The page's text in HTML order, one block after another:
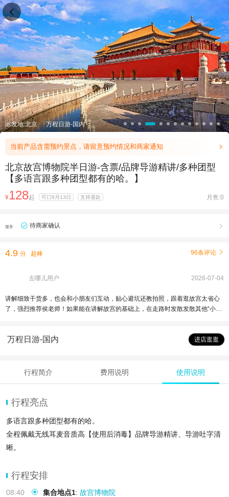
出发地:北京 万程日游-国内
当前产品含需预约景点，请留意预约情况和商家通知 
北京故宫博物院半日游-含票/品牌导游精讲/多种团型
【多语言跟多种团型都有的哈。】
¥128起 可订8月13日 支持退款 月售:0
服务 待商家确认 
4.9 分 超棒 96条评论 
去哪儿用户 2026-07-04
讲解细致干货多，也会和小朋友们互动，贴心避坑还教拍照，跟着逛故宫太省心
了，强烈推荐侯老师！如果能在讲解故宫的基础上，在走路时发散发散其他“小故
万程日游-国内 进店逛逛
行程简介 费用说明 使用说明
行程亮点
多语言跟多种团型都有的哈。
全程佩戴无线耳麦音质高【使用后消毒】品牌导游精讲、导游吐字清
晰。
事，不枯燥
行程安排
08:40 集合地点1: 故宫博物院
